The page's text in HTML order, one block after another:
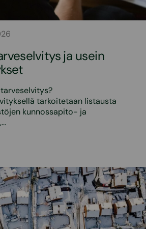
ja usein
tarkoitetaan listausta
kunnossapito- ja